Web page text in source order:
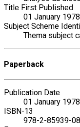
Title First Published
01 January 1978
Subject Scheme
Thema subject
Paperback
Publication Date
01 January 1978
ISBN-13
978-2-85939-